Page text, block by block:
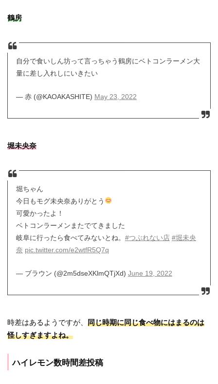
鶴房
自分で食いしん坊って言っちゃう鶴房にベトコンラーメン大
量に差し入れしにいきたい
— 赤 (@KAOAKASHITE) May 23, 2022
堀未央奈
堀ちゃん
今日もモグ未央奈ありがとう
可愛かったよ！
ベトコンラーメンまたでてきました
岐阜に行ったら食べてみないとね。 #つぶれない店 #堀未央
奈 pic.twitter.com/e2wtfR5Q7q
— ブラウン (@2m5dseXKlmQTjXd) June 19, 2022
時差はあるようですが、同じ時期に同じ食べ物にはまるのは
怪しすぎますよね。
ハイレモン数時間差投稿